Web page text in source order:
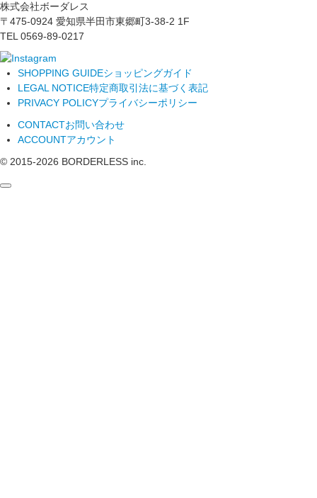
株式会社ボーダレス
〒475-0924 愛知県半田市東郷町3-38-2 1F
TEL 0569-89-0217
SHOPPING GUIDEショッピングガイド
LEGAL NOTICE特定商取引法に基づく表記
PRIVACY POLICYプライバシーポリシー
CONTACTお問い合わせ
ACCOUNTアカウント
© 2015-2026 BORDERLESS inc.